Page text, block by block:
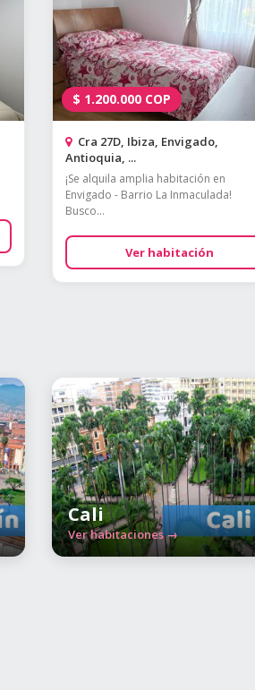
$ 1.200.000 COP
Cra 27D, Ibiza, Envigado,
Antioquia, ...
¡Se alquila amplia habitación en
Envigado - Barrio La Inmaculada!
Busco...
Ver habitación
Cali
Ver habitaciones →